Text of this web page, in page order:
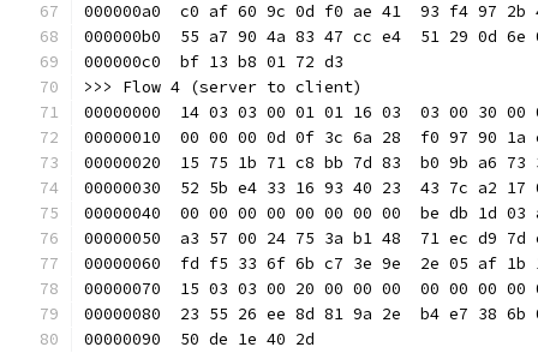
000000a0  c0 af 60 9c 0d f0 ae 41  93 f4 97
000000b0  55 a7 90 4a 83 47 cc e4  51 29 0d
000000c0  bf 13 b8 01 72 d3
>>> Flow 4 (server to client)
00000000  14 03 03 00 01 01 16 03  03 00
00000010  00 00 00 0d 0f 3c 6a 28  f0 97
00000020  15 75 1b 71 c8 bb 7d 83  b0 9b a6
00000030  52 5b e4 33 16 93 40 23  43 7c a2
00000040  00 00 00 00 00 00 00 00  be db
00000050  a3 57 00 24 75 3a b1 48  71 ec d9
00000060  fd f5 33 6f 6b c7 3e 9e  2e 05 af
00000070  15 03 03 00 20 00 00 00  00 00
00000080  23 55 26 ee 8d 81 9a 2e  b4 e7 38
00000090  50 de 1e 40 2d